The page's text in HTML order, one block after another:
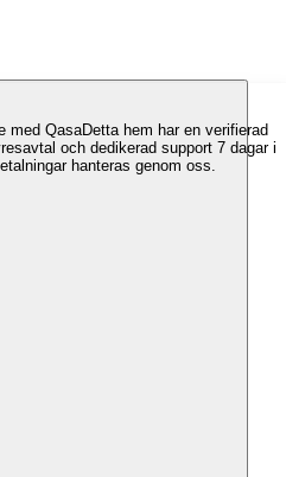
med QasaDetta hem har en verifierad
och dedikerad support 7 dagar i
hanteras genom oss.